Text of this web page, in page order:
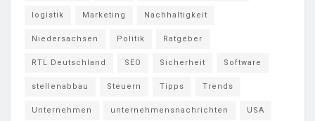
logistik Marketing Nachhaltigkeit
Niedersachsen Politik Ratgeber
RTL Deutschland SEO Sicherheit Software
stellenabbau Steuern Tipps Trends
Unternehmen unternehmensnachrichten USA